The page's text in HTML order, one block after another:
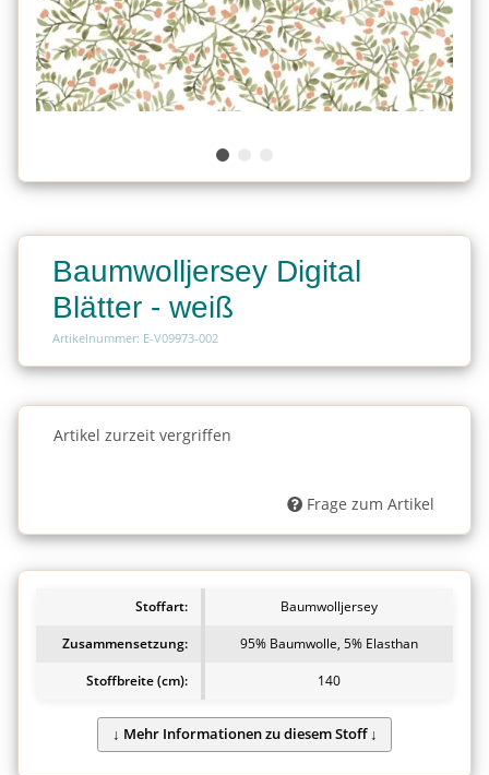
Baumwolljersey Digital
Blätter - weiß
Artikelnummer: E-V09973-002
Charge
ChargeArtikel zurzeit vergriffen
Frage zum Artikel
Stoffart:
Baumwolljersey
Zusammensetzung:
95% Baumwolle, 5% Elasthan
Stoffbreite (cm):
140